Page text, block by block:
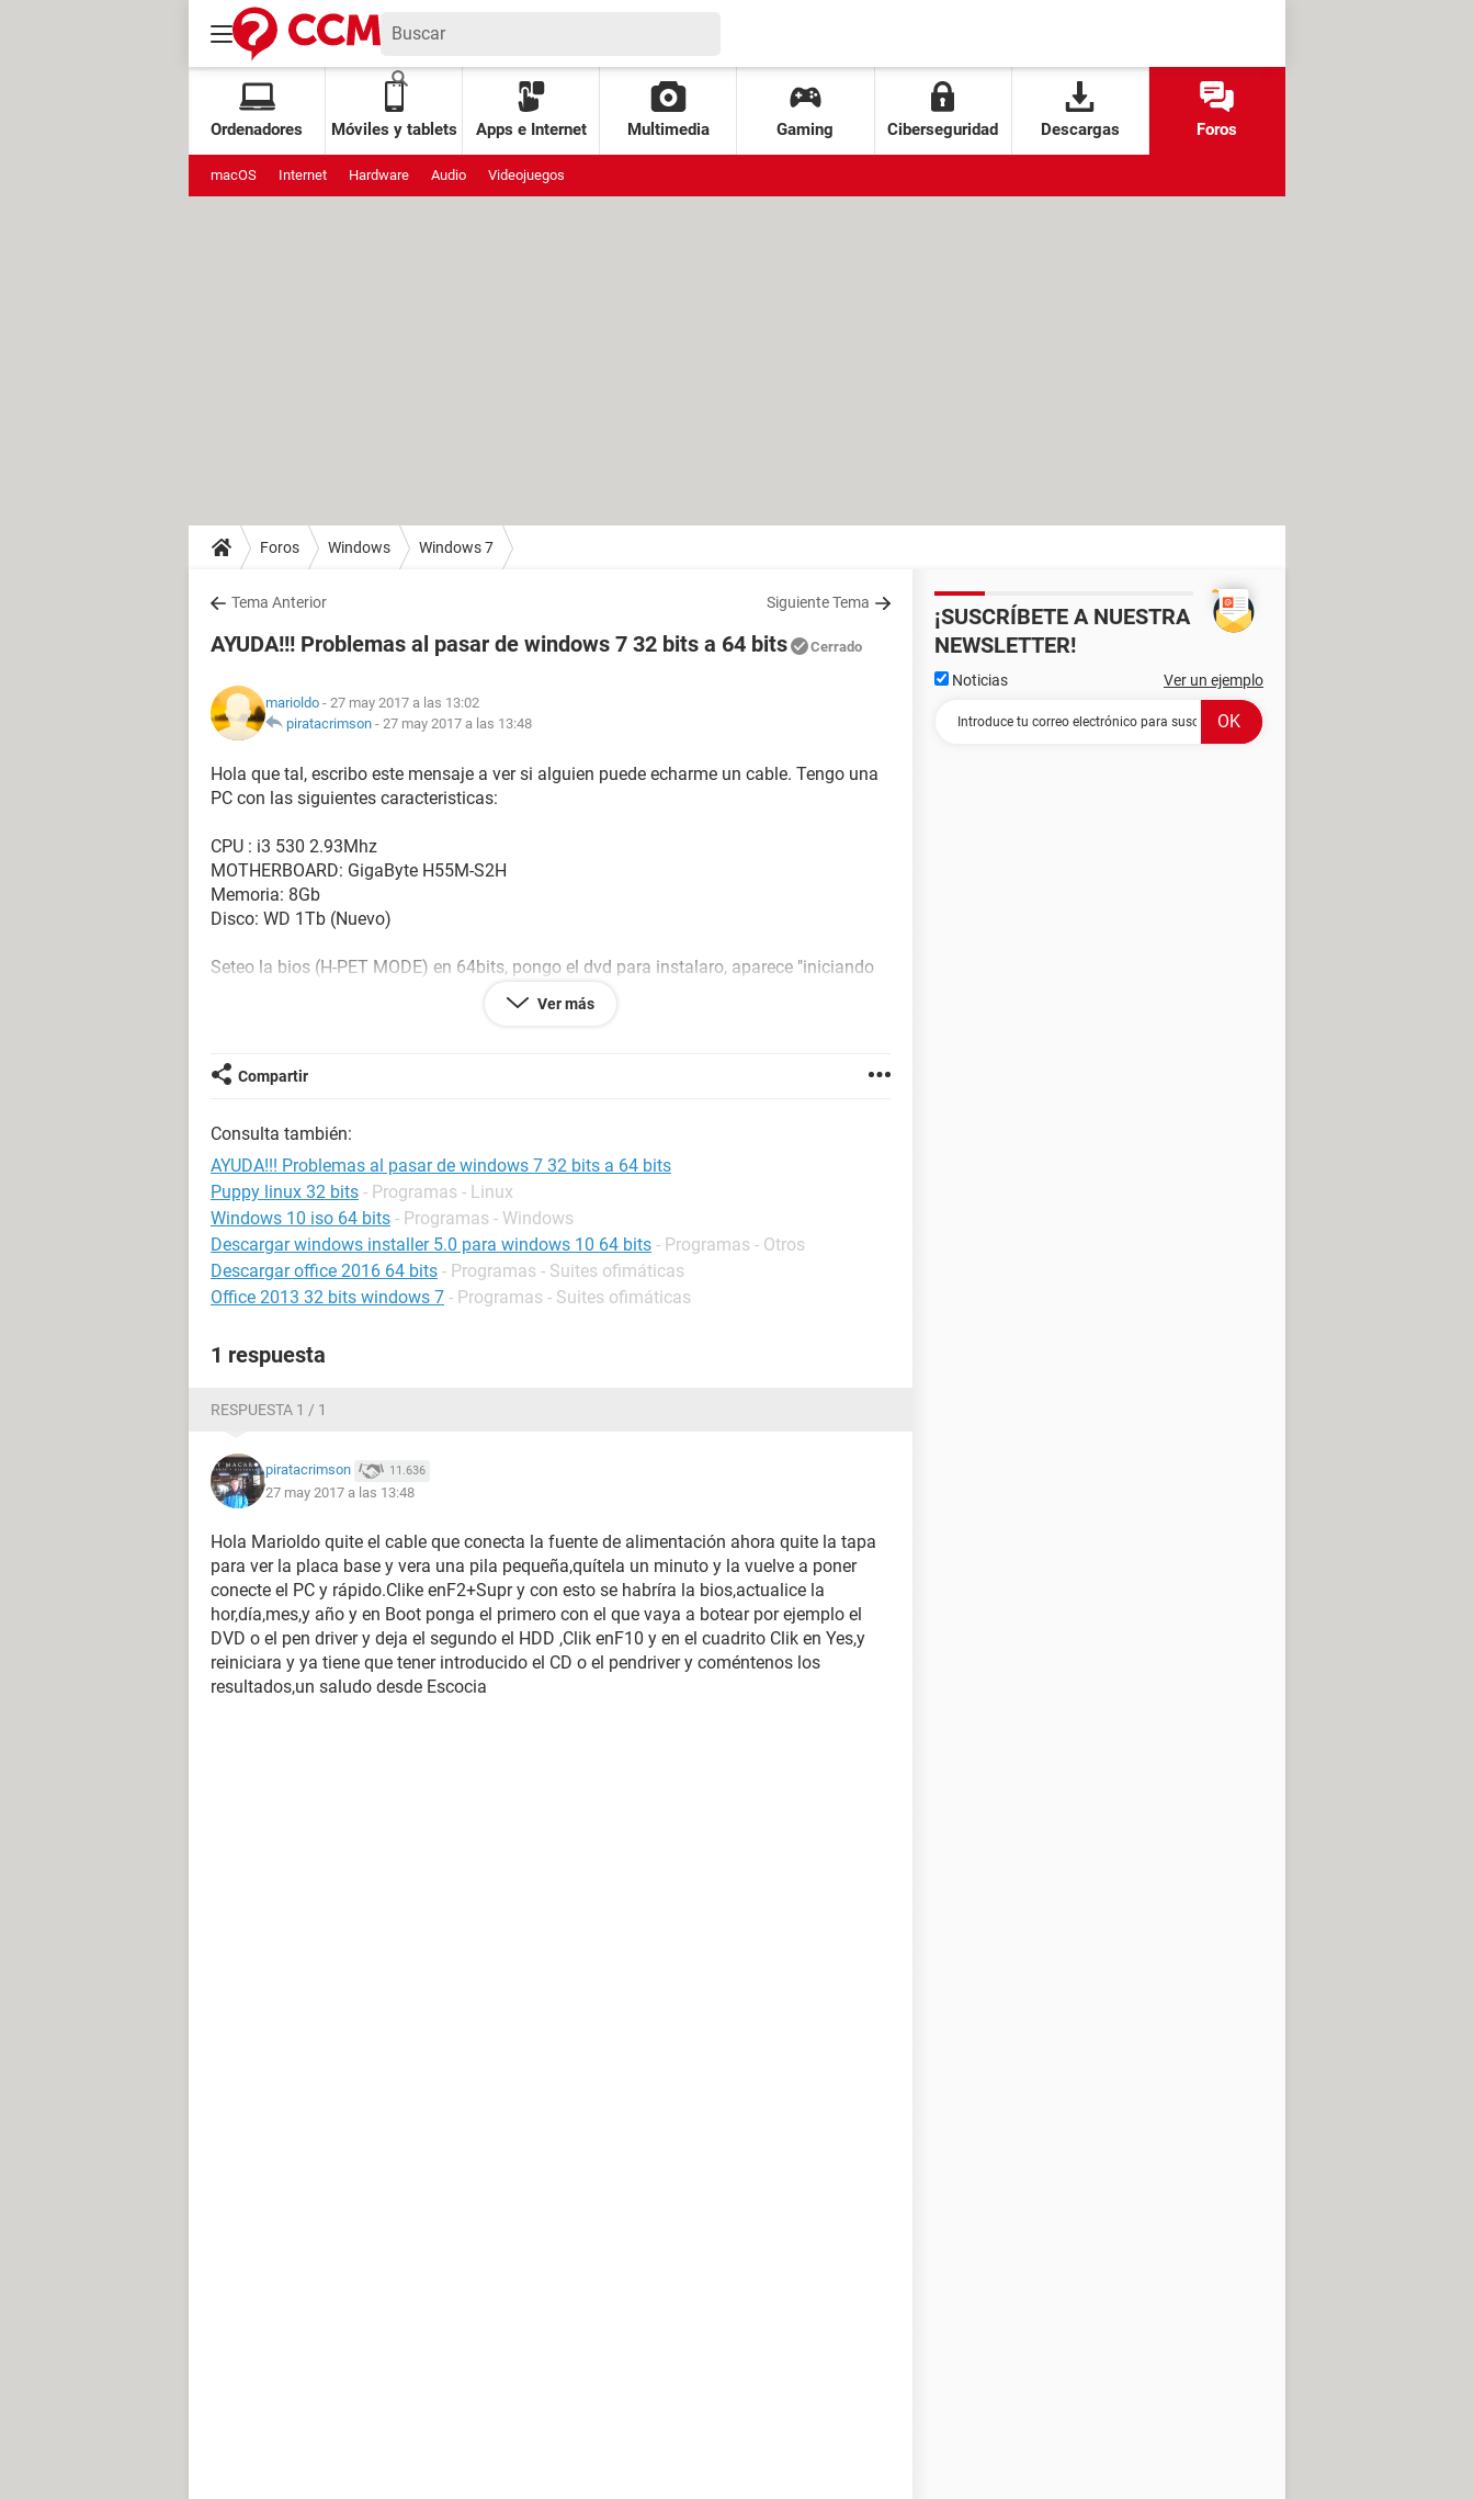
Ordenadores Móviles y tablets Apps e Internet Multimedia Gaming Ciberseguridad Descargas Foros
macOS Internet Hardware Audio Videojuegos
Foros Windows Windows 7
Tema Anterior Siguiente Tema
AYUDA!!! Problemas al pasar de windows 7 32 bits a 64 bits Cerrado
marioldo - 27 may 2017 a las 13:02
piratacrimson - 27 may 2017 a las 13:48
Hola que tal, escribo este mensaje a ver si alguien puede echarme un cable. Tengo una
PC con las siguientes caracteristicas:
CPU : i3 530 2.93Mhz
MOTHERBOARD: GigaByte H55M-S2H
Memoria: 8Gb
Disco: WD 1Tb (Nuevo)
Seteo la bios (H-PET MODE) en 64bits, pongo el dvd para instalaro, aparece "iniciando
No tengo idea que le puede estar pasando, hay algun problema de incompatibilidad???
En todos lados aparece que la arquitectura es compatible con 64 bits,,,,,
Si alquien puede ayudarme lo agradezco, x que no tengo ni idea....
Muchas Gracias
Ver más
Compartir
Consulta también:
AYUDA!!! Problemas al pasar de windows 7 32 bits a 64 bits
Puppy linux 32 bits - Programas - Linux
Windows 10 iso 64 bits - Programas - Windows
Descargar windows installer 5.0 para windows 10 64 bits - Programas - Otros
Descargar office 2016 64 bits - Programas - Suites ofimáticas
Office 2013 32 bits windows 7 - Programas - Suites ofimáticas
1 respuesta
RESPUESTA 1 / 1
piratacrimson 11.636
27 may 2017 a las 13:48
Hola Marioldo quite el cable que conecta la fuente de alimentación ahora quite la tapa
para ver la placa base y vera una pila pequeña,quítela un minuto y la vuelve a poner
conecte el PC y rápido.Clike enF2+Supr y con esto se habríra la bios,actualice la
hor,día,mes,y año y en Boot ponga el primero con el que vaya a botear por ejemplo el
DVD o el pen driver y deja el segundo el HDD ,Clik enF10 y en el cuadrito Clik en Yes,y
reiniciara y ya tiene que tener introducido el CD o el pendriver y coméntenos los
resultados,un saludo desde Escocia
¡SUSCRÍBETE A NUESTRA
NEWSLETTER!
Noticias Ver un ejemplo